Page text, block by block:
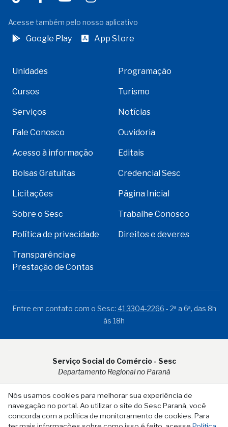
Nós usamos cookies para melhorar sua experiência de
navegação no portal. Ao utilizar o site do Sesc Paraná, você
concorda com a política de monitoramento de cookies. Para
Acesse também pelo nosso aplicativo
Google Play App Store
Unidades Programação
Cursos Turismo
Serviços Notícias
Fale Conosco Ouvidoria
Acesso à informação Editais
Bolsas Gratuitas Credencial Sesc
Licitações Página Inicial
Sobre o Sesc Trabalhe Conosco
Política de privacidade Direitos e deveres
Transparência e
Prestação de Contas
Entre em contato com o Sesc: 41 3304-2266 - 2ª a 6ª, das 8h
às 18h
Serviço Social do Comércio - Sesc
Departamento Regional no Paraná
Rua Visconde do Rio Branco, 931 - CEP 80.410-001 - Curitiba -
PR